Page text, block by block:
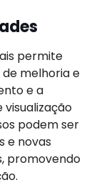
permite
melhoria e
e a
podem ser
e novas
promovendo